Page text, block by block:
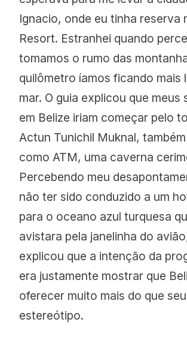
Ignacio, onde eu tinha reserva
Resort. Estranhei quando
tomamos o rumo das
quilômetro íamos ficando mais
mar. O guia explicou que meus
em Belize iriam começar pelo
Actun Tunichil Muknal,
como ATM, uma caverna
Percebendo meu
não ter sido conduzido a um
para o oceano azul turquesa
avistara pela janelinha do
explicou que a intenção da
era justamente mostrar que
oferecer muito mais do que seu
estereótipo.